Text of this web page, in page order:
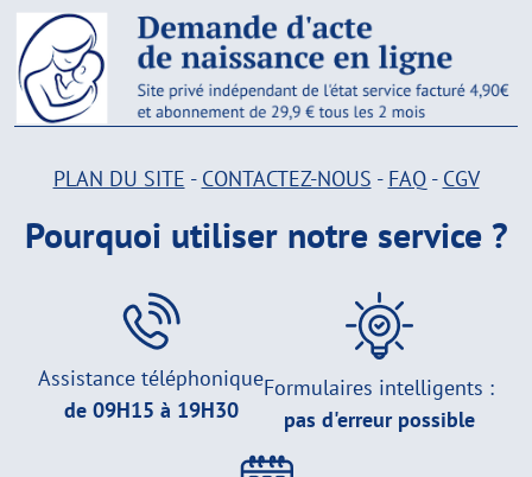
PLAN DU SITE - CONTACTEZ-NOUS - FAQ- CGV
Pourquoi utiliser notre service ?
Assistance téléphonique
de 09H15 à 19H30
Formulaires intelligents :
pas d'erreur possible